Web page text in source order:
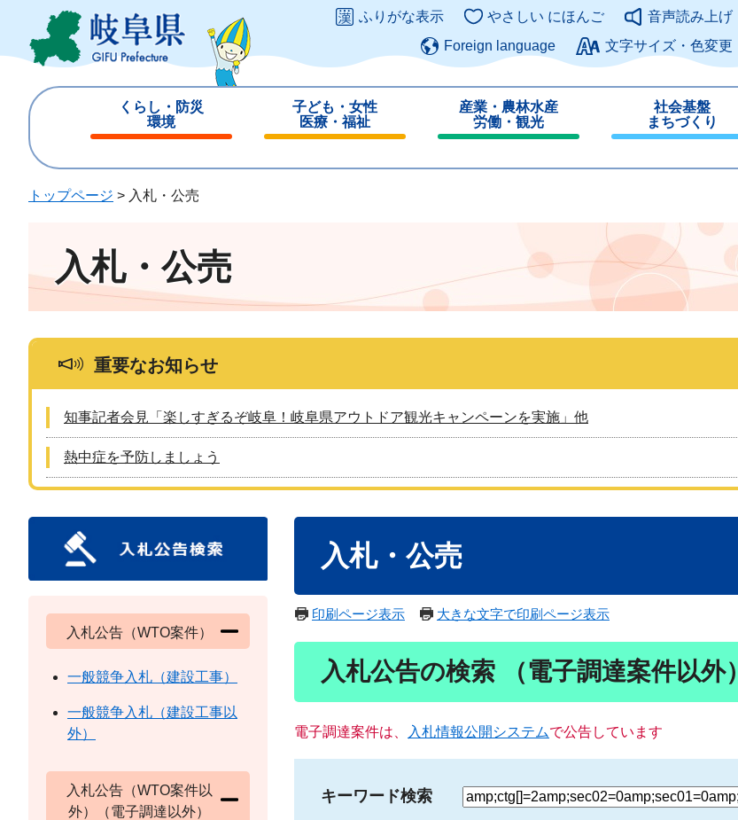
ジ
ュ
このページの本文へ
ふりがな表示 やさしい にほんご
音声読み上げ
Foreign language
文字サイズ・色変更
くらし・防災
環境
じ
子ども・女性
医療・福祉
じ
産業・農林水産
労働・観光
じ
社会基盤
まちづくり
じ
トップページ > 入札・公売
入札・公売
重要なお知らせ
知事記者会見「楽しすぎるぞ岐阜！岐阜県アウトドア観光キャンペーンを実施」他
熱中症を予防しましょう
入札・公売
印刷ページ表示 大きな文字で印刷ページ表示
入札公告の検索 （電子調達案件以外）
電子調達案件は、 入札情報公開システムで公告しています
キーワード検索
検
入札公告（WTO案件）
一般競争入札（建設工事）
一般競争入札（建設工事以
外）
入札公告（WTO案件以
外）（電子調達以外）